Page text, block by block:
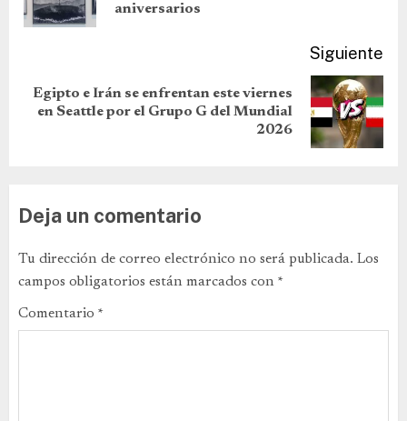
aniversarios
Siguiente
Egipto e Irán se enfrentan este viernes
en Seattle por el Grupo G del Mundial
2026
Deja un comentario
Tu dirección de correo electrónico no será publicada. Los
campos obligatorios están marcados con *
Comentario *